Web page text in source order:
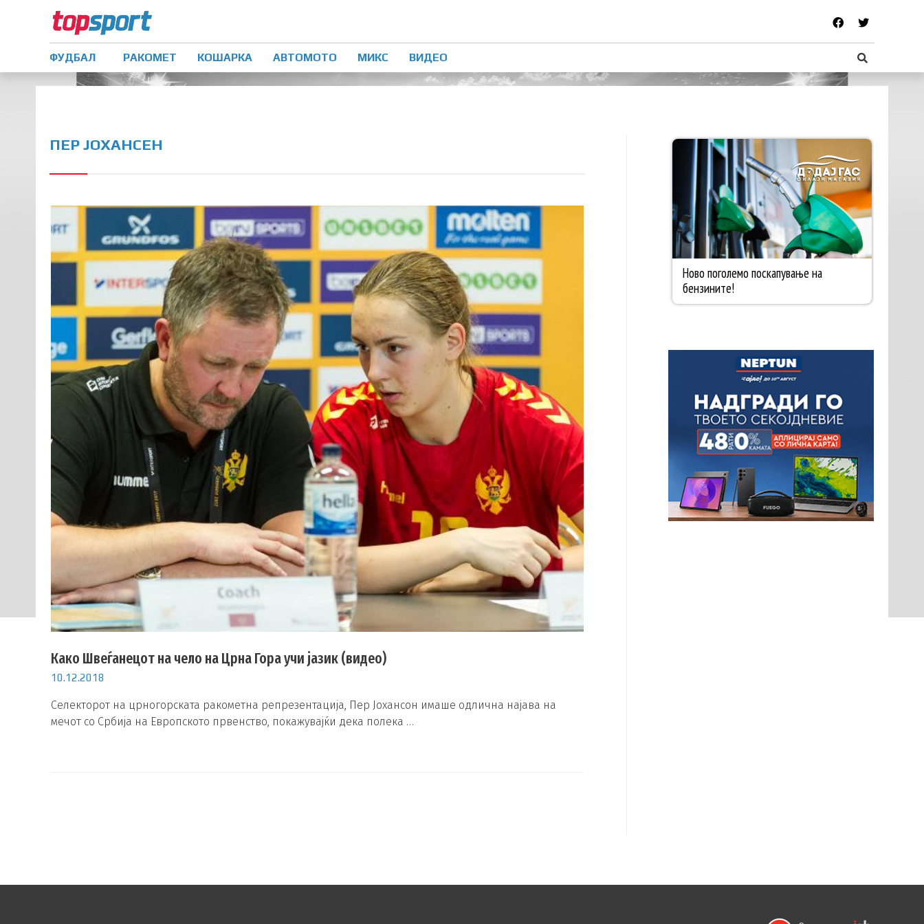
ФУДБАЛ РАКОМЕТ КОШАРКА АВТОМОТО МИКС ВИДЕО
ПЕР ЈОХАНСЕН
Како Швеѓанецот на чело на Црна Гора учи јазик (видео)
10.12.2018
Селекторот на црногорската ракометна репрезентација, Пер Јохансoн имаше одлична најава на
мечот со Србија на Европското првенство, покажувајќи дека полека …